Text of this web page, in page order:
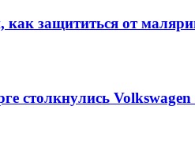
защититься от
столкнулись